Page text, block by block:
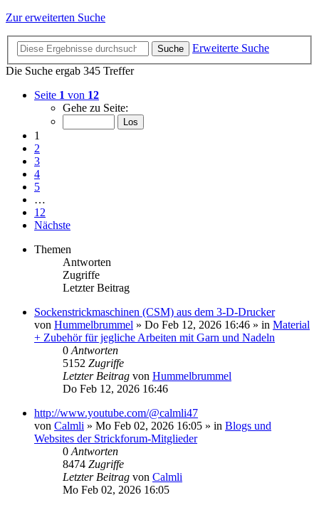
Zur erweiterten Suche
Suche
Erweiterte Suche
Die Suche ergab 345 Treffer
Seite 1 von 12
Gehe zu Seite:
1
2
3
4
5
…
12
Nächste
Themen
Antworten
Zugriffe
Letzter Beitrag
Sockenstrickmaschinen (CSM) aus dem 3-D-Drucker
von Hummelbrummel » Do Feb 12, 2026 16:46 » in Material
+ Zubehör für jegliche Arbeiten mit Garn und Nadeln
0 Antworten
5152 Zugriffe
Letzter Beitrag von Hummelbrummel
Do Feb 12, 2026 16:46
http://www.youtube.com/@calmli47
von Calmli » Mo Feb 02, 2026 16:05 » in Blogs und
Websites der Strickforum-Mitglieder
0 Antworten
8474 Zugriffe
Letzter Beitrag von Calmli
Mo Feb 02, 2026 16:05